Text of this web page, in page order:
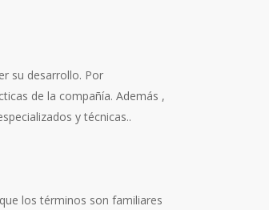
su desarrollo. Por
de la compañía. Además ,
y técnicas..
los términos son familiares